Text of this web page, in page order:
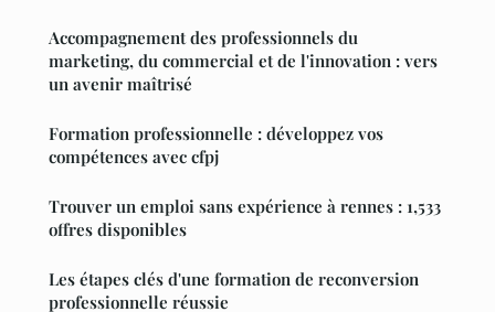
Accompagnement des professionnels du
marketing, du commercial et de l'innovation : vers
un avenir maîtrisé
Formation professionnelle : développez vos
compétences avec cfpj
Trouver un emploi sans expérience à rennes : 1,533
offres disponibles
Les étapes clés d'une formation de reconversion
professionnelle réussie